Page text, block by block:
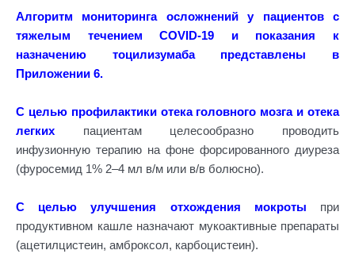
Алгоритм мониторинга осложнений у пациентов с
тяжелым течением COVID-19 и показания к
назначению тоцилизумаба представлены в
Приложении 6.
С целью профилактики отека головного мозга и отека
легких пациентам целесообразно проводить
инфузионную терапию на фоне форсированного диуреза
(фуросемид 1% 2–4 мл в/м или в/в болюсно).
С целью улучшения отхождения мокроты при
продуктивном кашле назначают мукоактивные препараты
(ацетилцистеин, амброксол, карбоцистеин).